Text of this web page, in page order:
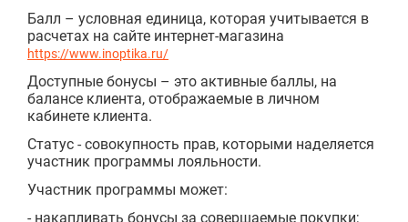
Балл – условная единица, которая учитывается в
расчетах на сайте интернет-магазина
https://www.inoptika.ru/
Доступные бонусы – это активные баллы, на
балансе клиента, отображаемые в личном
кабинете клиента.
Статус - совокупность прав, которыми наделяется
участник программы лояльности.
Участник программы может:
- накапливать бонусы за совершаемые покупки;